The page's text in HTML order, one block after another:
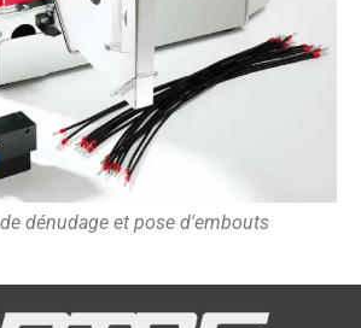
dénudage et pose d'embouts